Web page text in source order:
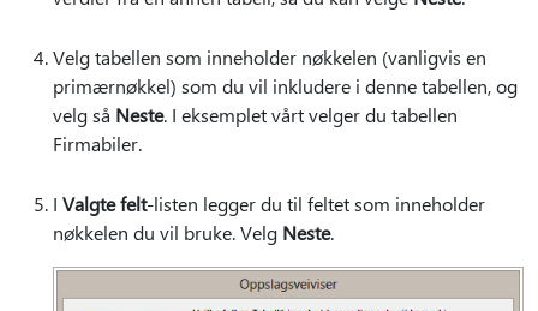
Velg tabellen som inneholder nøkkelen (vanligvis en
primærnøkkel) som du vil inkludere i denne tabellen, og
velg så Neste. I eksemplet vårt velger du tabellen
Firmabiler.
I Valgte felt-listen legger du til feltet som inneholder
nøkkelen du vil bruke. Velg Neste.